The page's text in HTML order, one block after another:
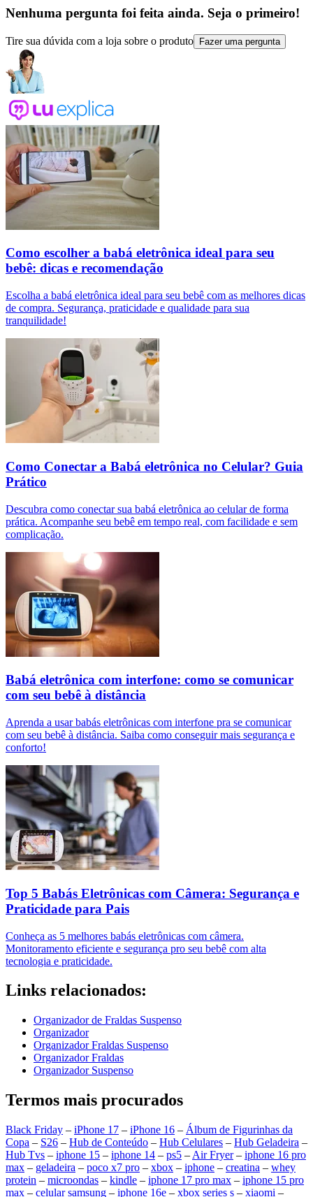
Nenhuma pergunta foi feita ainda. Seja o primeiro!
Tire sua dúvida com a loja sobre o produto Fazer uma pergunta
Como escolher a babá eletrônica ideal para seu
bebê: dicas e recomendação
Escolha a babá eletrônica ideal para seu bebê com as melhores dicas
de compra. Segurança, praticidade e qualidade para sua
tranquilidade!
Como Conectar a Babá eletrônica no Celular? Guia
Prático
Descubra como conectar sua babá eletrônica ao celular de forma
prática. Acompanhe seu bebê em tempo real, com facilidade e sem
complicação.
Babá eletrônica com interfone: como se comunicar
com seu bebê à distância
Aprenda a usar babás eletrônicas com interfone pra se comunicar
com seu bebê à distância. Saiba como conseguir mais segurança e
conforto!
Top 5 Babás Eletrônicas com Câmera: Segurança e
Praticidade para Pais
Conheça as 5 melhores babás eletrônicas com câmera.
Monitoramento eficiente e segurança pro seu bebê com alta
tecnologia e praticidade.
Links relacionados:
Organizador de Fraldas Suspenso
Organizador
Organizador Fraldas Suspenso
Organizador Fraldas
Organizador Suspenso
Termos mais procurados
Black Friday – iPhone 17 – iPhone 16 – Álbum de Figurinhas da
Copa – S26 – Hub de Conteúdo – Hub Celulares – Hub Geladeira –
Hub Tvs – iphone 15 – iphone 14 – ps5 – Air Fryer– iphone 16 pro
max – geladeira – poco x7 pro – xbox – iphone – creatina – whey
protein – microondas – kindle – iphone 17 pro max – iphone 15 pro
max – celular samsung – iphone 16e – xbox series s – xiaomi –